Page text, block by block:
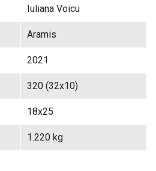
Iuliana Voicu
Aramis
2021
320 (32x10)
18x25
1.220 kg